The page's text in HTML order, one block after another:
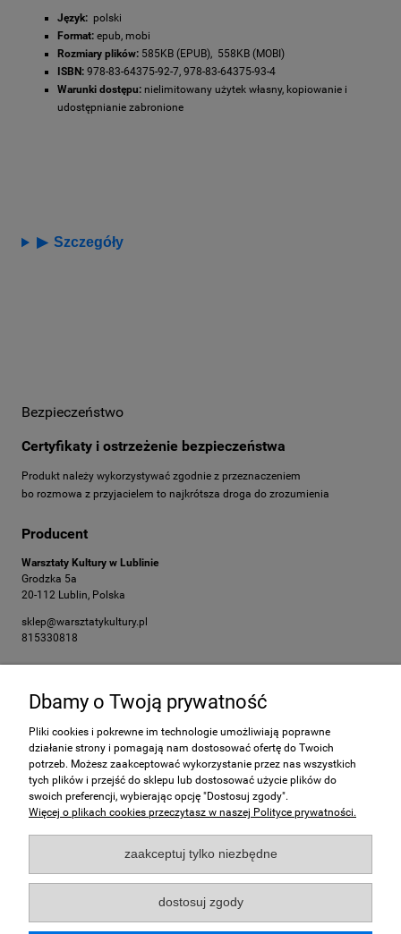
Język: polski
Format: epub, mobi
Rozmiary plików: 585KB (EPUB), 558KB (MOBI)
ISBN: 978-83-64375-92-7, 978-83-64375-93-4
Warunki dostępu: nielimitowany użytek własny, kopiowanie i
udostępnianie zabronione
▶ Szczegóły
Bezpieczeństwo
Certyfikaty i ostrzeżenie bezpieczeństwa
Produkt należy wykorzystywać zgodnie z przeznaczeniem
bo rozmowa z przyjacielem to najkrótsza droga do zrozumienia
Producent
Warsztaty Kultury w Lublinie
Grodzka 5a
20-112 Lublin, Polska
sklep@warsztatykultury.pl
815330818
Pomoc
Moje konto
Płatności i dostawa
O nas
Płatności obsługuje:
Dbamy o Twoją prywatność
Pliki cookies i pokrewne im technologie umożliwiają poprawne
działanie strony i pomagają nam dostosować ofertę do Twoich
potrzeb. Możesz zaakceptować wykorzystanie przez nas wszystkich
tych plików i przejść do sklepu lub dostosować użycie plików do
swoich preferencji, wybierając opcję "Dostosuj zgody".
Więcej o plikach cookies przeczytasz w naszej Polityce prywatności.
zaakceptuj tylko niezbędne
dostosuj zgody